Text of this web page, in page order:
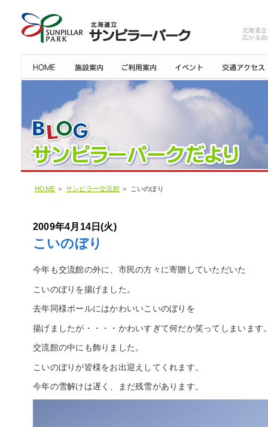
北海道
広がる
HOME ＞ サンピラー交流館＞ こいのぼり
2009年4月14日(火)
こいのぼり
今年も交流館の外に、市民の方々に寄贈していただいた
こいのぼりを揚げました。
去年同様ポールにはかわいいこいのぼりを
揚げましたが・・・・かわいすぎて何だか笑ってしまいます
交流館の中にも飾りました。
こいのぼりが皆様をお出迎えしてくれます。
今年の雪解けは遅く、まだ残雪があります。